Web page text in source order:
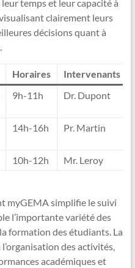
temps et leur capacité à
clairement leurs
décisions quant à
Horaires
Intervenants
9h-11h Dr. Dupont
14h-16h Pr. Martin
10h-12h Mr. Leroy
myGEMA simplifie le suivi
l’importante variété des
formation des étudiants. La
des activités,
académiques et